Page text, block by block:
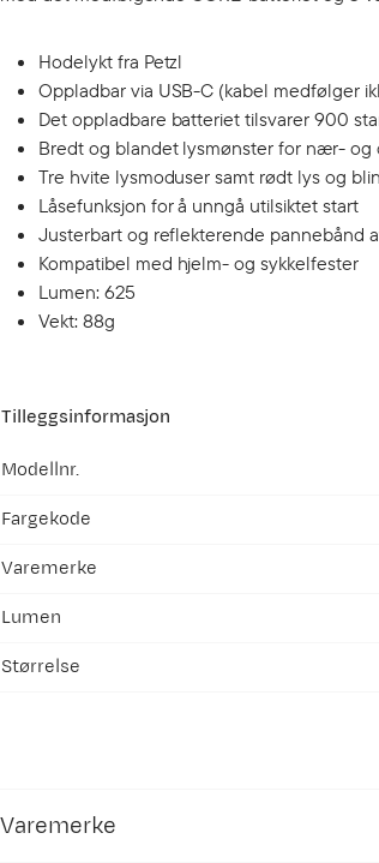
Hodelykt fra Petzl
Oppladbar via USB-C (kabel medfølger
Det oppladbare batteriet tilsvarer 900
Bredt og blandet lysmønster for nær- og
Tre hvite lysmoduser samt rødt lys og
Låse­funksjon for å unngå utilsiktet start
Justerbart og reflekterende pannebånd
Kompatibel med hjelm- og sykkelfester
Lumen: 625
Vekt: 88g
Tilleggsinformasjon
Modellnr.
Fargekode
Varemerke
Lumen
Størrelse
Varemerke